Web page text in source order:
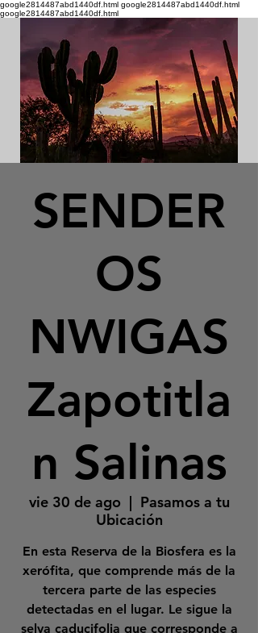
google2814487abd1440df.html google2814487abd1440df.html
google2814487abd1440df.html
SENDER
OS
NWIGAS
Zapotitla
n Salinas
vie 30 de ago
  |
Pasamos a tu
Ubicación
En esta Reserva de la Biosfera es la
xerófita, que comprende más de la
tercera parte de las especies
detectadas en el lugar. Le sigue la
selva caducifolia que corresponde a